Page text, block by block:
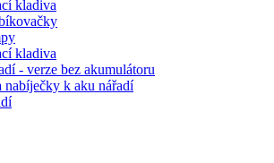
kladiva
kladiva
- verze bez akumulátoru
nabíječky k aku nářadí